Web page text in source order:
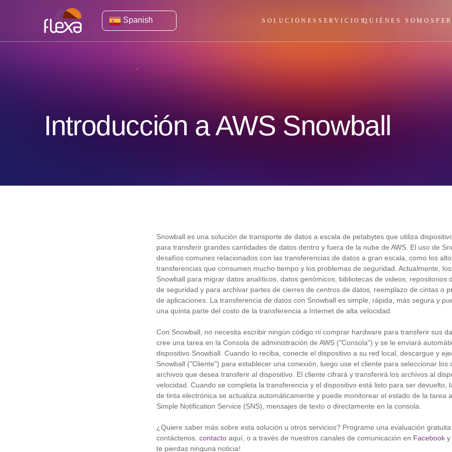
Spanish SOLUCIONES SERVICIOSQUIÉNES SOMOS
Introducción a AWS Snowball
Snowball es una solución de transporte de datos a escala de petabytes que utiliza
para transferir grandes cantidades de datos dentro y fuera de la nube de AWS. El uso de
desafíos comunes relacionados con las transferencias de datos a gran escala, como los
transferencias que consumen mucho tiempo y los problemas de seguridad. Actualmente,
Snowball para migrar datos analíticos, datos genómicos, bibliotecas de videos, repositorios
de seguridad y para archivar partes de cierres de centros de datos, reemplazo de cintas o
de aplicaciones. La transferencia de datos con Snowball es simple, rápida, más segura y
una quinta parte del costo de la transferencia a Internet de alta velocidad.
Con Snowball, no necesita escribir ningún código ni comprar hardware para transferir sus
cree una tarea en la Consola de administración de AWS ("Consola") y se le enviará
dispositivo Snowball. Cuando lo reciba, conecte el dispositivo a su red local, descargue y
Snowball ("Cliente") para establecer una conexión, luego use el cliente para seleccionar los
archivos que desea transferir al dispositivo. El cliente cifrará y transferirá los archivos al
velocidad. Cuando se completa la transferencia y el dispositivo está listo para ser devuelto,
de tinta electrónica se actualiza automáticamente y puede monitorear el estado de la tarea
Simple Notification Service (SNS), mensajes de texto o directamente en la consola.
¿Quiere saber más sobre esta solución u otros servicios? Programe una evaluación
contáctenos. contacto aquí, o a través de nuestros canales de comunicación en Facebook y
te pierdas ninguna noticia!